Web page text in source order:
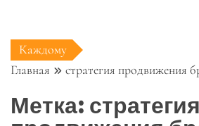
Каждому
Главная
стратегия продвижения
Метка: стратегия